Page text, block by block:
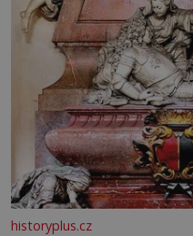
historyplus.cz